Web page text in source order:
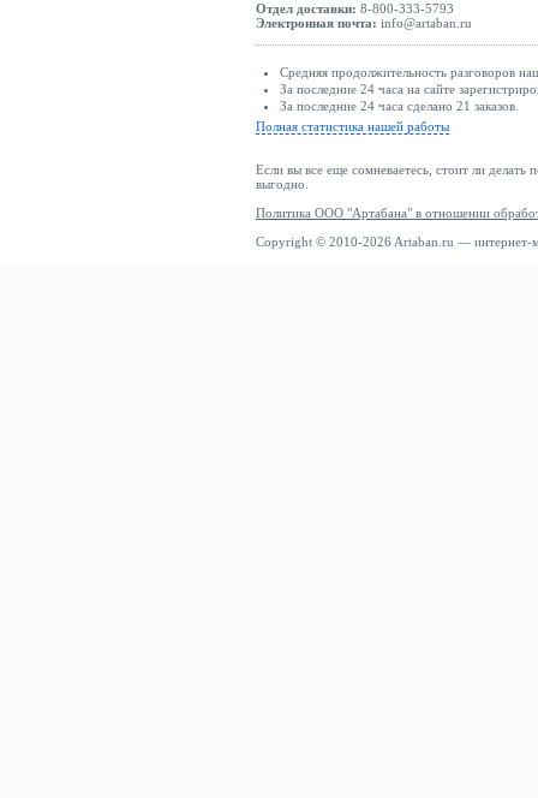
Отдел доставки: 8-800-333-5793
Электронная почта: info@artaban.ru
Средняя продолжительность разговоров
За последние 24 часа на сайте
За последние 24 часа сделано 21 заказов.
Полная статистика нашей работы
Если вы все еще сомневаетесь, стоит ли делать
выгодно.
Политика ООО "Артабана" в отношении
Copyright © 2010-2026 Artaban.ru — интернет-